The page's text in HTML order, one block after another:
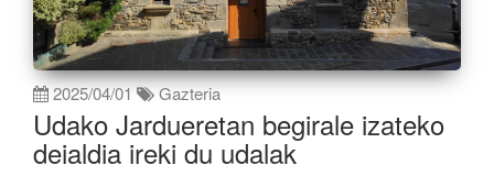
2025/04/01 Gazteria
Udako Jardueretan begirale izateko
deialdia ireki du udalak